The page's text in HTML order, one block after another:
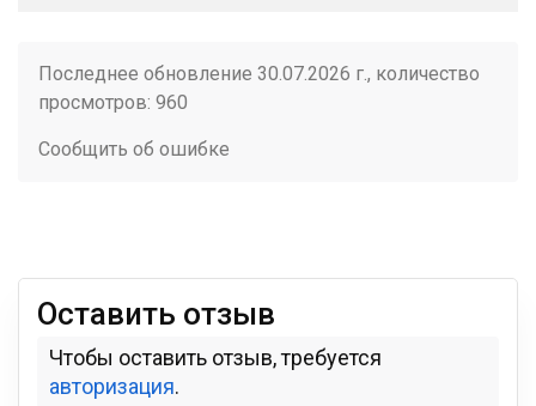
Последнее обновление 30.07.2026 г., количество
просмотров: 960
Сообщить об ошибке
Оставить отзыв
Чтобы оставить отзыв, требуется
авторизация.